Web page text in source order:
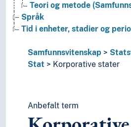
Teori og metode
Språk
Tid i enheter, stadier og
Samfunnsvitenskap
Stat
Korporative stater
Anbefalt term